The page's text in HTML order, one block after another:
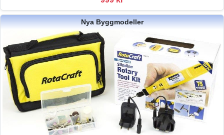
Nya Byggmodeller